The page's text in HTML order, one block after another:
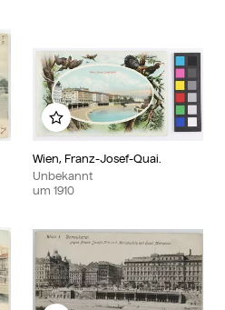
Wien, Franz-Josef-Quai.
Unbekannt
um 1910
Zu meinem Album